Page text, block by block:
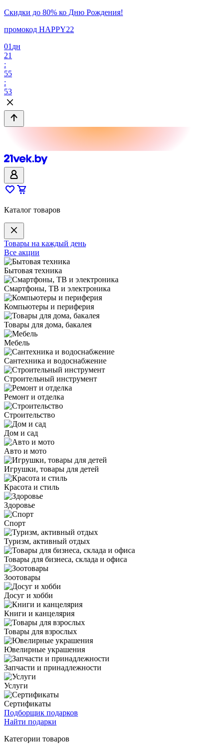
Скидки до 80% ко Дню Рождения!
промокод HAPPY22
01 дн
21
:
55
:
53
Каталог товаров
Товары на каждый день
Все акции
Бытовая техника
Смартфоны, ТВ и электроника
Компьютеры и периферия
Товары для дома, бакалея
Мебель
Сантехника и водоснабжение
Строительный инструмент
Ремонт и отделка
Строительство
Дом и сад
Авто и мото
Игрушки, товары для детей
Красота и стиль
Здоровье
Спорт
Туризм, активный отдых
Товары для бизнеса, склада и офиса
Зоотовары
Досуг и хобби
Книги и канцелярия
Товары для взрослых
Ювелирные украшения
Запчасти и принадлежности
Услуги
Сертификаты
Подборщик подарков
Найти подарки
Категории товаров